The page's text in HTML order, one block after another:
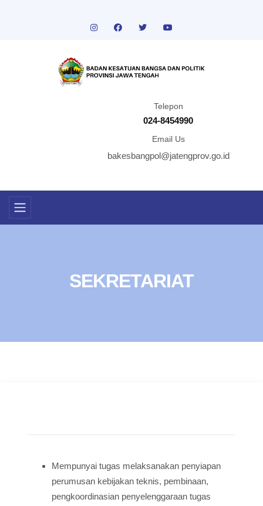
Telepon
024-8454990
Email Us
bakesbangpol@jatengprov.go.id
SEKRETARIAT
Mempunyai tugas melaksanakan penyiapan
perumusan kebijakan teknis, pembinaan,
pengkoordinasian penyelenggaraan tugas